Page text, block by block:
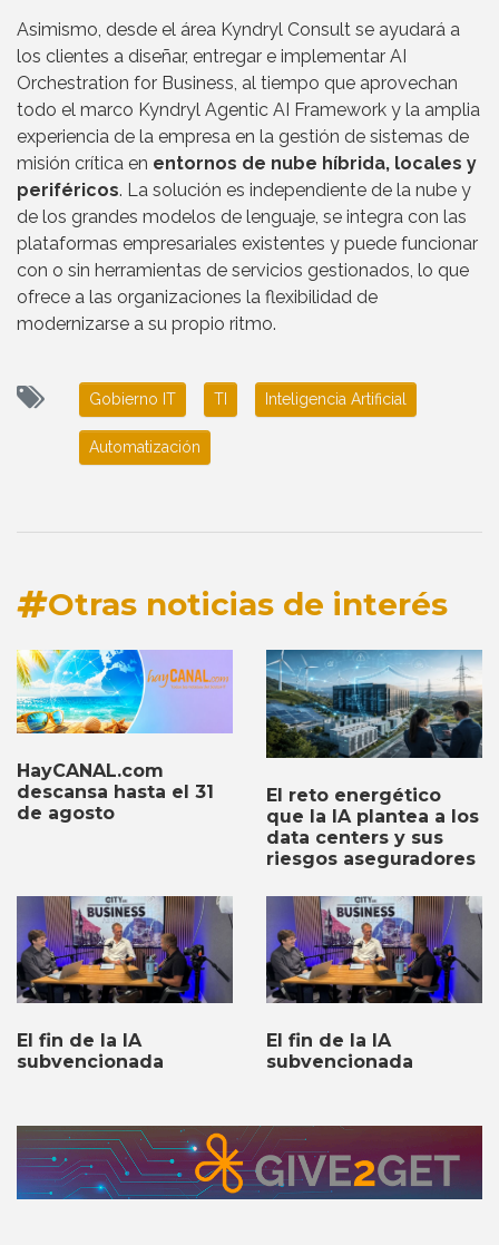
Asimismo, desde el área Kyndryl Consult se ayudará a
los clientes a diseñar, entregar e implementar AI
Orchestration for Business, al tiempo que aprovechan
todo el marco Kyndryl Agentic AI Framework y la amplia
experiencia de la empresa en la gestión de sistemas de
misión crítica en entornos de nube híbrida, locales y
periféricos. La solución es independiente de la nube y
de los grandes modelos de lenguaje, se integra con las
plataformas empresariales existentes y puede funcionar
con o sin herramientas de servicios gestionados, lo que
ofrece a las organizaciones la flexibilidad de
modernizarse a su propio ritmo.
Gobierno IT TI Inteligencia Artificial
Automatización
Otras noticias de interés
HayCANAL.com
descansa hasta el 31
de agosto
El reto energético
que la IA plantea a los
data centers y sus
riesgos aseguradores
El fin de la IA
subvencionada
El fin de la IA
subvencionada